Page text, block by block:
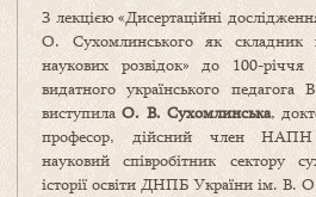
З лекцією «Дисертаційні
О. Сухомлинського як складник
наукових розвідок» до 100-
видатного українського
виступилаО. В. Сухомлинська,
професор, дійсний член НАПН
науковий співробітник сектору
історії освіти ДНПБ України ім. В.